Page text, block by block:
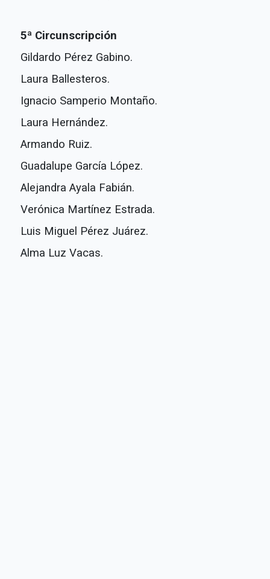
5ª Circunscripción
Gildardo Pérez Gabino.
Laura Ballesteros.
Ignacio Samperio Montaño.
Laura Hernández.
Armando Ruiz.
Guadalupe García López.
Alejandra Ayala Fabián.
Verónica Martínez Estrada.
Luis Miguel Pérez Juárez.
Alma Luz Vacas.